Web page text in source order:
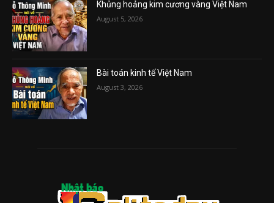
Khủng hoảng kim cương vàng Việt Nam
August 5, 2026
Bài toán kinh tế Việt Nam
August 3, 2026